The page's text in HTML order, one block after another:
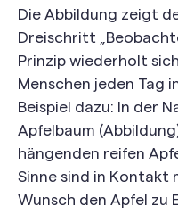
Die Abbildung zeigt
Dreischritt
Prinzip wiederholt
Menschen jeden Tag
Beispiel dazu: In der
Apfelbaum
hängenden reifen
Sinne sind in Kontakt
Wunsch den Apfel zu